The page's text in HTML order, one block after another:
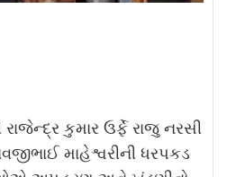
કુમાર ઉર્ફે રાજુ નરસી
માહેશ્વરીની ધરપકડ